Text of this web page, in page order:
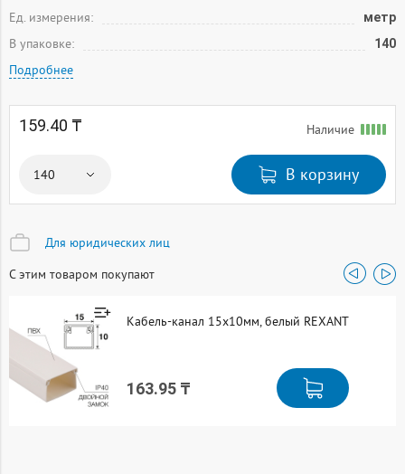
Ед. измерения: метр
В упаковке: 140
Подробнее
159.40 ₸ Наличие
В корзину
Для юридических лиц
С этим товаром покупают
Кабель-канал 15х10мм, белый REXANT
163.95 ₸